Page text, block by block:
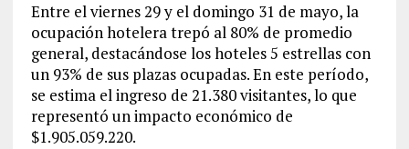
Entre el viernes 29 y el domingo 31 de mayo, la
ocupación hotelera trepó al 80% de promedio
general, destacándose los hoteles 5 estrellas con
un 93% de sus plazas ocupadas. En este período,
se estima el ingreso de 21.380 visitantes, lo que
representó un impacto económico de
$1.905.059.220.